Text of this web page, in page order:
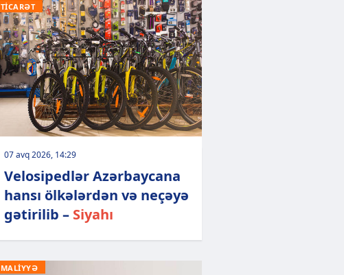
TİCARƏT
07 avq 2026, 14:29
Velosipedlər Azərbaycana
hansı ölkələrdən və neçəyə
gətirilib – Siyahı
MALİYYƏ